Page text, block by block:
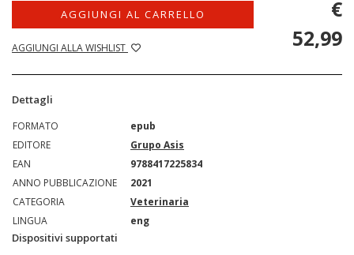
AGGIUNGI AL CARRELLO
AGGIUNGI ALLA WISHLIST
€
52,99
Dettagli
FORMATO
epub
EDITORE
Grupo Asis
EAN
9788417225834
ANNO PUBBLICAZIONE
2021
CATEGORIA
Veterinaria
LINGUA
eng
Dispositivi supportati